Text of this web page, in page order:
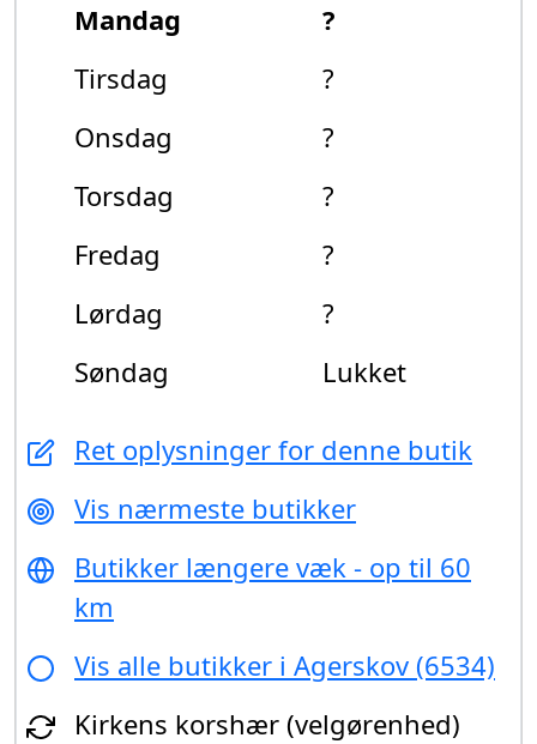
Mandag
?
Tirsdag
?
Onsdag
?
Torsdag
?
Fredag
?
Lørdag
?
Søndag
Lukket
Ret oplysninger for denne butik
Vis nærmeste butikker
Butikker længere væk - op til 60
km
Vis alle butikker i Agerskov (6534)
Kirkens korshær (velgørenhed)